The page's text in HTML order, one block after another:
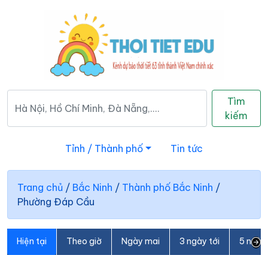
Tìm
kiếm
Tỉnh / Thành phố Tin tức
Trang chủ / Bắc Ninh / Thành phố Bắc Ninh /
Phường Đáp Cầu
Hiện tại Theo giờ Ngày mai 3 ngày tới 5